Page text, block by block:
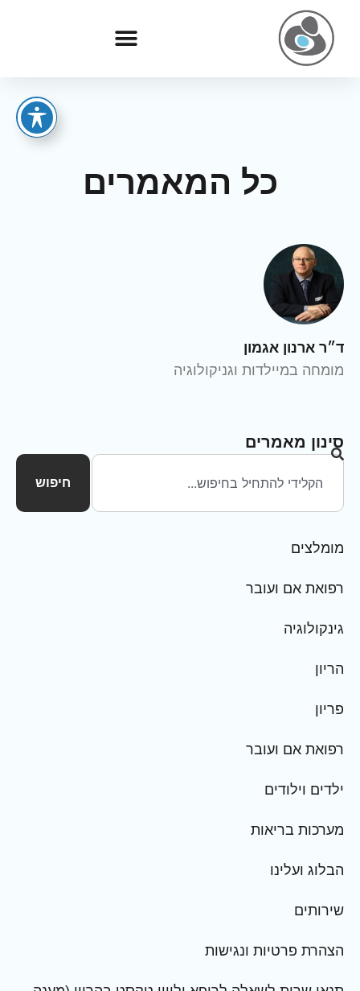
כל המאמרים
ד״ר ארנון אגמון
מומחה במיילדות וגניקולוגיה
סינון מאמרים
חיפוש
מומלצים
רפואת אם ועובר
גינקולוגיה
הריון
פריון
רפואת אם ועובר
ילדים וילודים
מערכות בריאות
הבלוג ועלינו
שירותים
הצהרת פרטיות ונגישות